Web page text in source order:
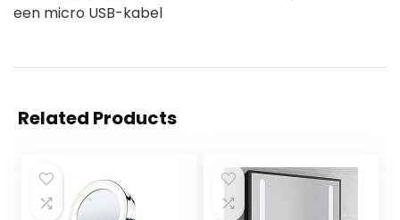
een micro USB-kabel
Related Products